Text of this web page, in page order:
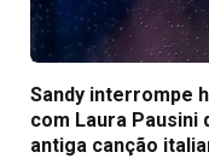
Sandy interrompe
com Laura Pausini
antiga canção